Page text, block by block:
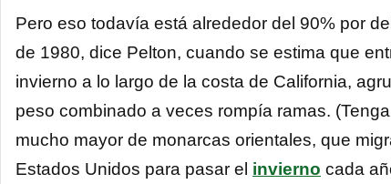
Pero eso todavía está alrededor del 90% por
de 1980, dice Pelton, cuando se estima que
invierno a lo largo de la costa de California,
peso combinado a veces rompía ramas.
mucho mayor de monarcas orientales, que
Estados Unidos para pasar el invierno cada